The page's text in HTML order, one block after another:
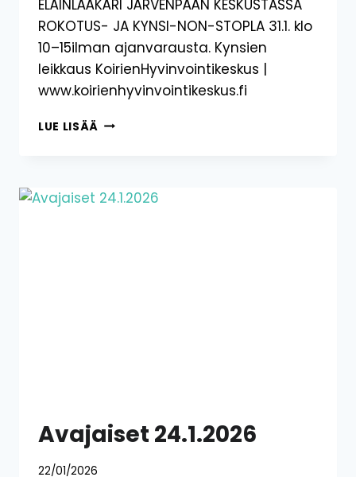
ELÄINLÄÄKÄRI JÄRVENPÄÄN KESKUSTASSA
ROKOTUS- JA KYNSI-NON-STOPLA 31.1. klo
10–15ilman ajanvarausta. Kynsien
leikkaus KoirienHyvinvointikeskus |
www.koirienhyvinvointikeskus.fi
LUE LISÄÄ ROKOTUS-
STOP
LA
Avajaiset 24.1.2026
22/01/2026